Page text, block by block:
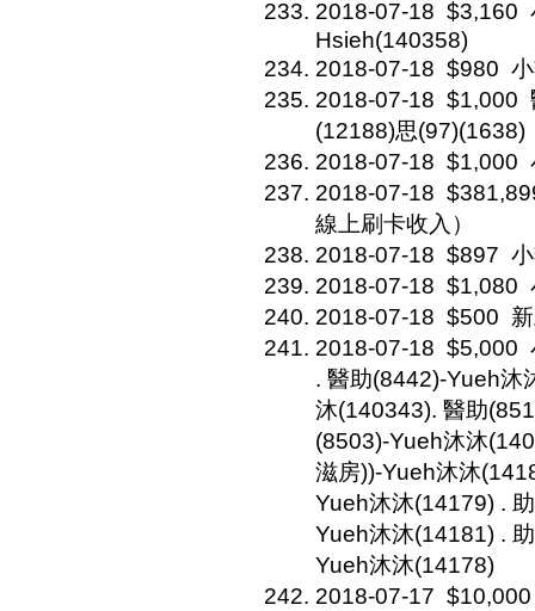
2018-07-18 $3,160
Hsieh(140358)
2018-07-18 $980
2018-07-18 $1,000
(12188)思(97)(1638)
2018-07-18 $1,000
2018-07-18
線上刷卡收入）
2018-07-18 $897
2018-07-18 $1,080
2018-07-18 $500
2018-07-18 $5,000
. 醫助(8442)-Yueh沐
沐(140343). 醫助
(8503)-Yueh沐沐
滋房))-Yueh沐沐
Yueh沐沐(14179) .
Yueh沐沐(14181) .
Yueh沐沐(14178)
2018-07-17 $10,000